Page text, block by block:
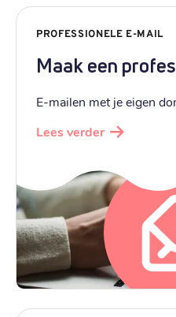
PROFESSIONELE E-MAIL
Maak een
E-mailen met je eigen
Lees verder